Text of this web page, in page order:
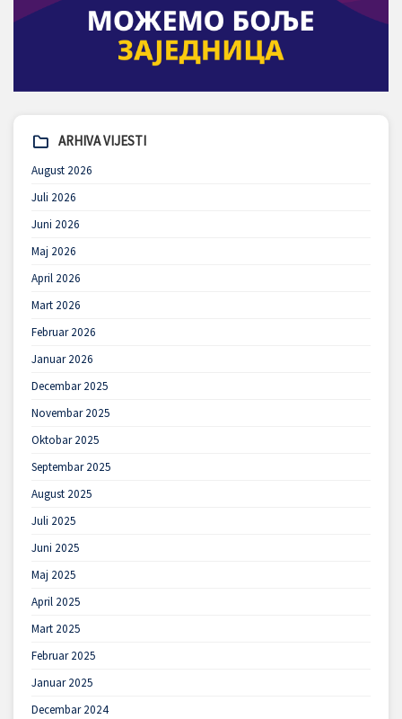
ARHIVA VIJESTI
August 2026
Juli 2026
Juni 2026
Maj 2026
April 2026
Mart 2026
Februar 2026
Januar 2026
Decembar 2025
Novembar 2025
Oktobar 2025
Septembar 2025
August 2025
Juli 2025
Juni 2025
Maj 2025
April 2025
Mart 2025
Februar 2025
Januar 2025
Decembar 2024